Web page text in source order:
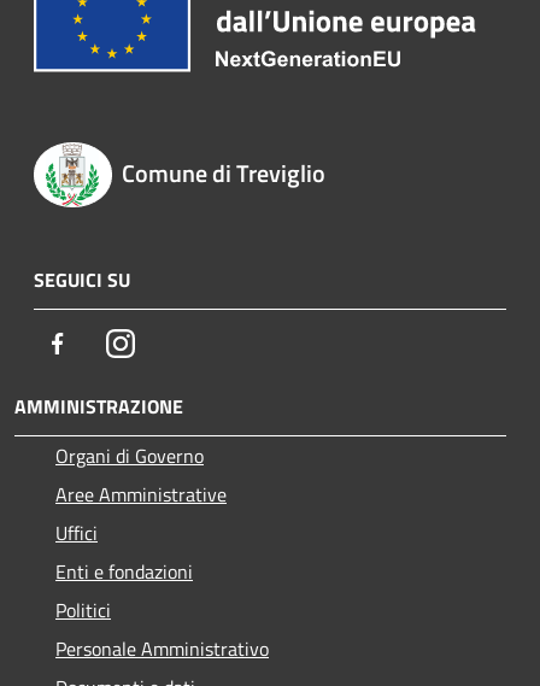
Comune di Treviglio
SEGUICI SU
FacebookInstagram
AMMINISTRAZIONE
Organi di Governo
Aree Amministrative
Uffici
Enti e fondazioni
Politici
Personale Amministrativo